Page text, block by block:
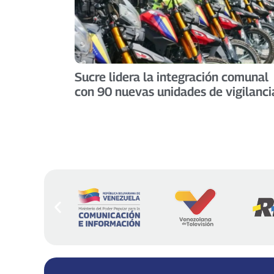
Sucre lidera la integración comunal
con 90 nuevas unidades de